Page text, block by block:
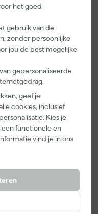
het goed
gebruik van de
zonder persoonlijke
jou de best mogelijke
gepersonaliseerde
geef je
cookies, inclusief
Kies je
functionele en
vind je in ons
–